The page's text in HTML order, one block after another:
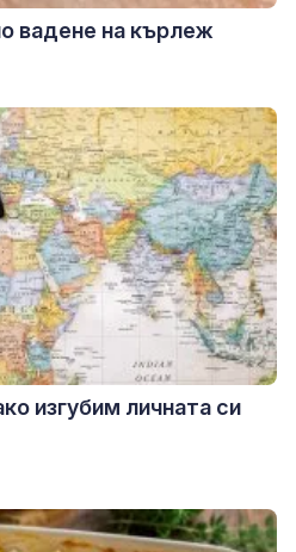
вадене на кърлеж
изгубим личната си